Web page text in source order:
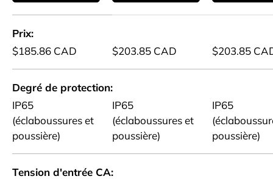
Prix
$185.86 CAD
$203.85 CAD $203.85
Degré de protection
IP65
(éclaboussures et
poussière)
IP65
(éclaboussures et
poussière)
IP65
poussière)
Tension d'entrée CA